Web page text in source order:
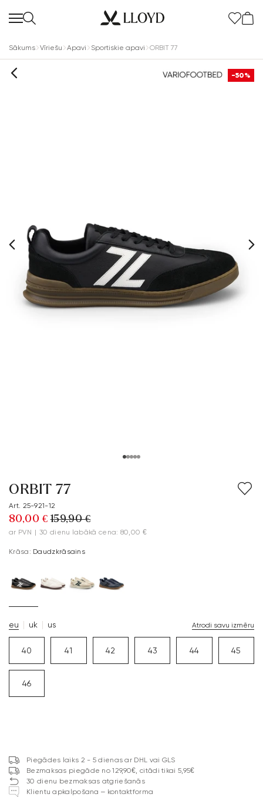
Sākums Vīriešu Apavi Sportiskie apavi ORBIT 77
-50%
ORBIT 77
Art. 25-921-12
80,00 € 159,90 €
ar PVN | 30 dienu labākā cena: 80,00 €
Krāsa: Daudzkrāsains
eu uk us Atrodi savu izmēru
40 41 42 43 44 45
46
Piegādes laiks 2 - 5 dienas ar DHL vai GLS
Bezmaksas piegāde no 129,90€, citādi tikai 5,95€
30 dienu bezmaksas atgriešanās
Klientu apkalpošana – kontaktforma